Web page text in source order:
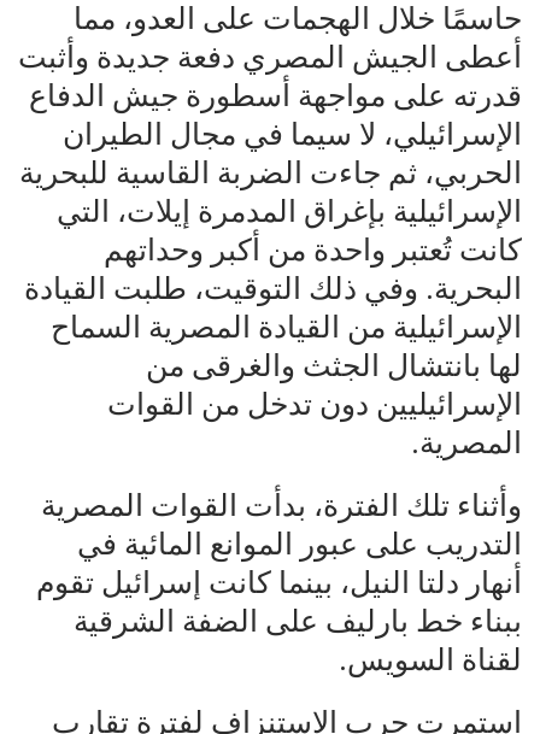
حاسمًا خلال الهجمات على العدو، مما
أعطى الجيش المصري دفعة جديدة وأثبت
قدرته على مواجهة أسطورة جيش الدفاع
الإسرائيلي، لا سيما في مجال الطيران
الحربي، ثم جاءت الضربة القاسية للبحرية
الإسرائيلية بإغراق المدمرة إيلات، التي
كانت تُعتبر واحدة من أكبر وحداتهم
البحرية. وفي ذلك التوقيت، طلبت القيادة
الإسرائيلية من القيادة المصرية السماح
لها بانتشال الجثث والغرقى من
الإسرائيليين دون تدخل من القوات
المصرية.
وأثناء تلك الفترة، بدأت القوات المصرية
التدريب على عبور الموانع المائية في
أنهار دلتا النيل، بينما كانت إسرائيل تقوم
ببناء خط بارليف على الضفة الشرقية
لقناة السويس.
استمرت حرب الاستنزاف لفترة تقارب